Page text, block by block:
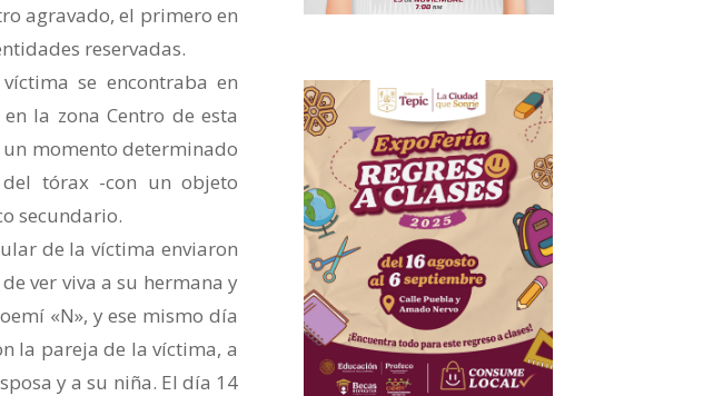
agravado, el primero en
reservadas.
se encontraba en
la zona Centro de esta
momento determinado
tórax -con un objeto
secundario.
de la víctima enviaron
ver viva a su hermana y
«N», y ese mismo día
la pareja de la víctima, a
y a su niña. El día 14